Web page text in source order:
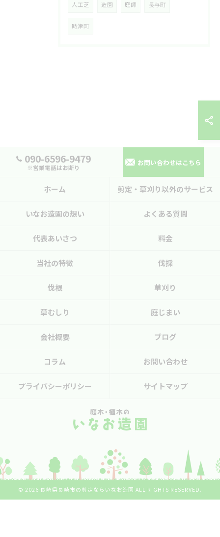
人工芝 造園 庭師 長与町
時津町
090-6596-9479
※営業電話はお断り
お問い合わせはこちら
ホーム 剪定・草刈り以外のサービス
いなお造園の想い よくある質問
代表あいさつ 料金
当社の特徴 伐採
伐根 草刈り
草むしり 庭じまい
会社概要 ブログ
コラム お問い合わせ
プライバシーポリシー サイトマップ
© 2026 長崎県長崎市の剪定ならいなお造園 ALL RIGHTS RESERVED.